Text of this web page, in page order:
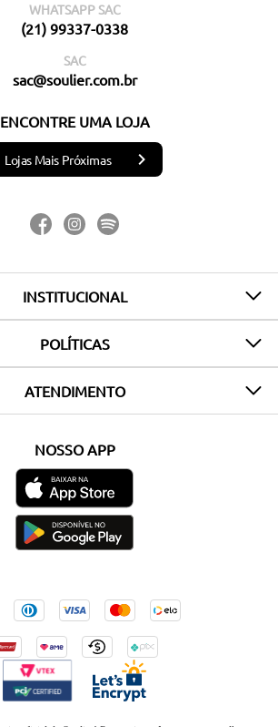
WHATSAPP SAC
(21) 99337-0338
SAC
sac@soulier.com.br
ENCONTRE UMA LOJA
Lojas Mais Próximas
INSTITUCIONAL
POLÍTICAS
ATENDIMENTO
NOSSO APP